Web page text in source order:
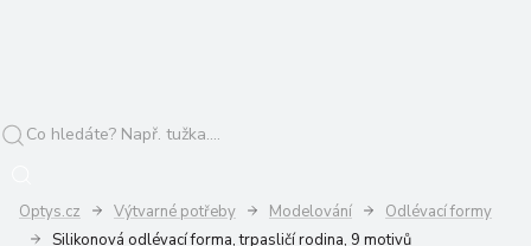
Optys.cz Výtvarné potřeby Modelování
Odlévací formy
Silikonová odlévací forma, trpasličí rodina, 9 motivů